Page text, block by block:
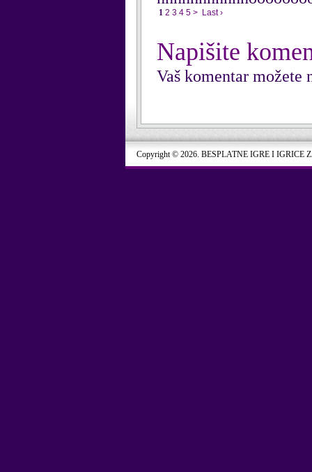
1 2 3 4 5 > Last ›
Napišite
Vaš komentar možete
Copyright © 2026. BESPLATNE IGRE I IGRICE